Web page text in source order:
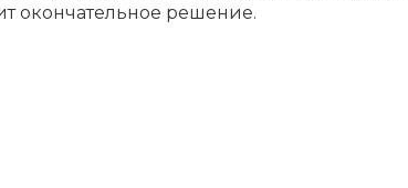
окон­ча­тель­ное ре­ше­ние.